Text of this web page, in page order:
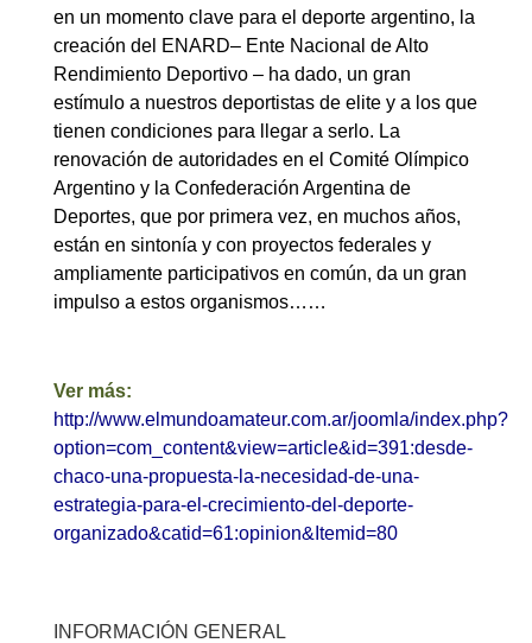
en un momento clave para el deporte argentino, la
creación del ENARD– Ente Nacional de Alto
Rendimiento Deportivo – ha dado, un gran
estímulo a nuestros deportistas de elite y a los que
tienen condiciones para llegar a serlo. La
renovación de autoridades en el Comité Olímpico
Argentino y la Confederación Argentina de
Deportes, que por primera vez, en muchos años,
están en sintonía y con proyectos federales y
ampliamente participativos en común, da un gran
impulso a estos organismos……
Ver más:
http://www.elmundoamateur.com.ar/joomla/index.php?
option=com_content&view=article&id=391:desde-
chaco-una-propuesta-la-necesidad-de-una-
estrategia-para-el-crecimiento-del-deporte-
organizado&catid=61:opinion&Itemid=80
INFORMACIÓN GENERAL